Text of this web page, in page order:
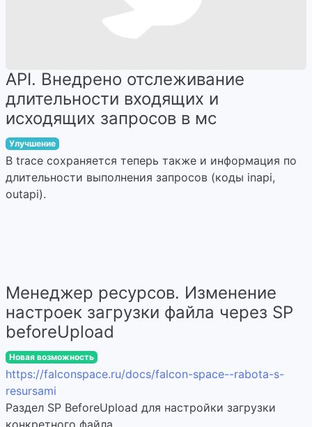
API. Внедрено отслеживание
длительности входящих и
исходящих запросов в мс
Улучшение
В trace сохраняется теперь также и информация по
длительности выполнения запросов (коды inapi,
outapi).
Менеджер ресурсов. Изменение
настроек загрузки файла через SP
beforeUpload
Новая возможность
https://falconspace.ru/docs/falcon-space--rabota-s-
resursami
Раздел SP BeforeUpload для настройки загрузки
конкретного файла